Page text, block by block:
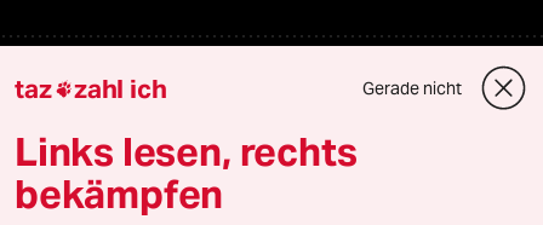
Veranstaltungen
Demnächst
Vor Ort
taz zahl ich Gerade nicht
Links lesen, rechts
bekämpfen